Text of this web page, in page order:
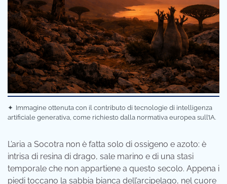
✦ Immagine ottenuta con il contributo di tecnologie di intelligenza
artificiale generativa, come richiesto dalla normativa europea sull’IA.
L’aria a Socotra non è fatta solo di ossigeno e azoto: è
intrisa di resina di drago, sale marino e di una stasi
temporale che non appartiene a questo secolo. Appena i
piedi toccano la sabbia bianca dell’arcipelago, nel cuore